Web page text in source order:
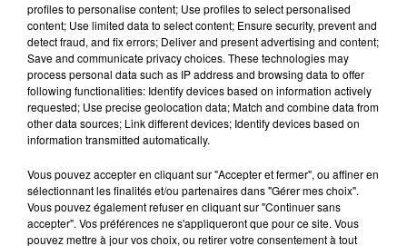
Magdalena Bay "Imaginal Disk"
Magdalena Bay : "Imaginary Disk" – Un Album Coup de
Aujourd'hui, vendredi 23 août, marque la sortie tant attendue
de "Imaginary Disk", le second album de Magdalena Bay, un
profiles to personalise content; Use profiles to select personalised
content; Use limited data to select content; Ensure security, prevent and
detect fraud, and fix errors; Deliver and present advertising and content;
Save and communicate privacy choices. These technologies may
process personal data such as IP address and browsing data to offer
following functionalities: Identify devices based on information actively
requested; Use precise geolocation data; Match and combine data from
other data sources; Link different devices; Identify devices based on
information transmitted automatically.
Vous pouvez accepter en cliquant sur "Accepter et fermer", ou affiner en
sélectionnant les finalités et/ou partenaires dans "Gérer mes choix".
Vous pouvez également refuser en cliquant sur "Continuer sans
accepter". Vos préférences ne s'appliqueront que pour ce site. Vous
pouvez mettre à jour vos choix, ou retirer votre consentement à tout